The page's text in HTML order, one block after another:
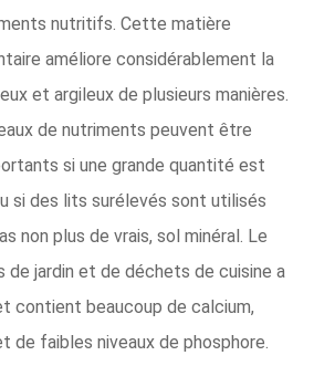
nutritifs. Cette matière
améliore considérablement la
et argileux de plusieurs manières.
de nutriments peuvent être
si une grande quantité est
si des lits surélevés sont utilisés
non plus de vrais, sol minéral. Le
jardin et de déchets de cuisine a
contient beaucoup de calcium,
de faibles niveaux de phosphore.